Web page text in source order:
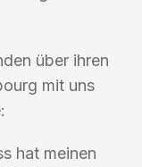
über ihren
mit uns
hat meinen